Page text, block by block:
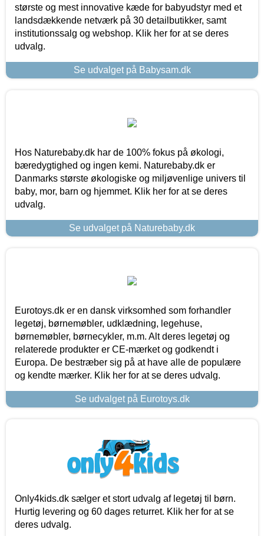
største og mest innovative kæde for babyudstyr med et
landsdækkende netværk på 30 detailbutikker, samt
institutionssalg og webshop. Klik her for at se deres
udvalg.
Se udvalget på Babysam.dk
Hos Naturebaby.dk har de 100% fokus på økologi,
bæredygtighed og ingen kemi. Naturebaby.dk er
Danmarks største økologiske og miljøvenlige univers til
baby, mor, barn og hjemmet. Klik her for at se deres
udvalg.
Se udvalget på Naturebaby.dk
Eurotoys.dk er en dansk virksomhed som forhandler
legetøj, børnemøbler, udklædning, legehuse,
børnemøbler, børnecykler, m.m. Alt deres legetøj og
relaterede produkter er CE-mærket og godkendt i
Europa. De bestræber sig på at have alle de populære
og kendte mærker. Klik her for at se deres udvalg.
Se udvalget på Eurotoys.dk
Only4kids.dk sælger et stort udvalg af legetøj til børn.
Hurtig levering og 60 dages returret. Klik her for at se
deres udvalg.